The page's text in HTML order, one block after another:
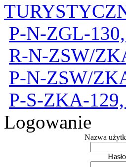
P-N-ZGL-
R-N-ZSW/
P-N-ZSW/
P-S-ZKA-
Logowanie
Nazwa
Hasło